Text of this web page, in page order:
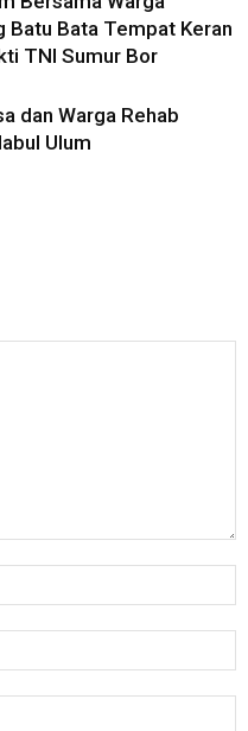
Batu Bata Tempat Keran
TNI Sumur Bor
dan Warga Rehab
Ulum